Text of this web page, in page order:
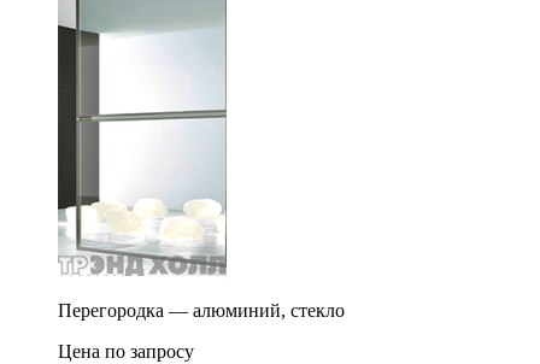
Перегородка — алюминий, стекло
Цена по запросу